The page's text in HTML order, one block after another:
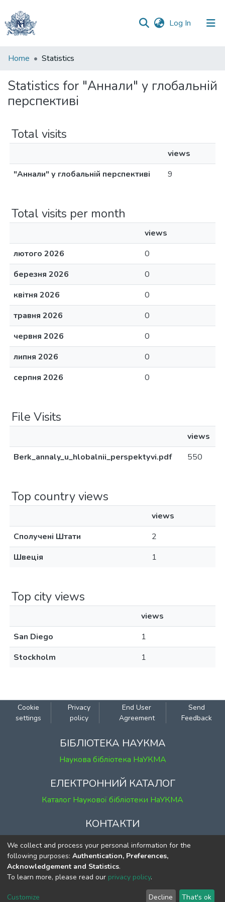
Log In (current)
Communities
Collections
All of DSpace
Home Statistics
Statistics for "Аннали" у глобальній
перспективі
Total visits
views
"Аннали" у глобальній перспективі
9
Total visits per month
views
лютого 2026
0
березня 2026
0
квітня 2026
0
травня 2026
0
червня 2026
0
липня 2026
0
серпня 2026
0
File Visits
views
Berk_annaly_u_hlobalnii_perspektyvi.pdf
550
Top country views
views
Сполучені Штати
2
Швеція
1
Top city views
views
San Diego
1
Stockholm
1
Cookie
settings
Privacy
policy
End User
Agreement
Send
Feedback
БІБЛІОТЕКА НАУКМА
Наукова бібліотека НаУКМА
ЕЛЕКТРОННИЙ КАТАЛОГ
Каталог Наукової бібліотеки НаУКМА
КОНТАКТИ
м. Київ, вул. Григорія Сковороди, 2
к. 1, к. 120
тел. (044) 463-69-31
ekmair@ukma.edu.ua
We collect and process your personal information for the
following purposes: Authentication, Preferences,
Acknowledgement and Statistics.
To learn more, please read our privacy policy.
Customize Decline That's ok